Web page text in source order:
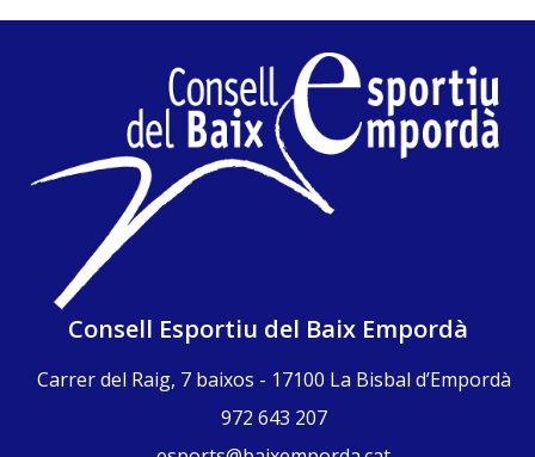
Consell Esportiu del Baix Empordà
Carrer del Raig, 7 baixos - 17100 La Bisbal d’Empordà
972 643 207